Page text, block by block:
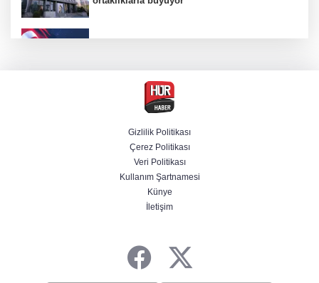
Terörsüz Türkiye yasa teklifi Komisyon'dan
Savunmada Mekke ittifakı! Caydırıcılık
şemsiyesi büyüdü
Şanlıurfa'da termometreler 47 dereceyi
Gizlilik Politikası
Çerez Politikası
Veri Politikası
Kullanım Şartnamesi
Künye
İletişim